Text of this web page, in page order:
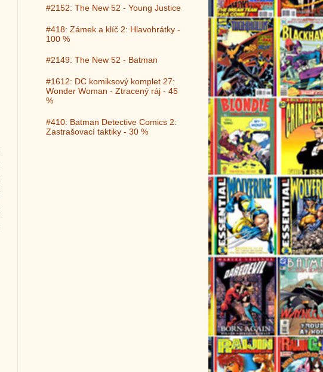
#2152: The New 52 - Young Justice
#418: Zámek a klíč 2: Hlavohrátky -
100 %
#2149: The New 52 - Batman
#1612: DC komiksový komplet 27:
Wonder Woman - Ztracený ráj - 45
%
#410: Batman Detective Comics 2:
Zastrašovací taktiky - 30 %